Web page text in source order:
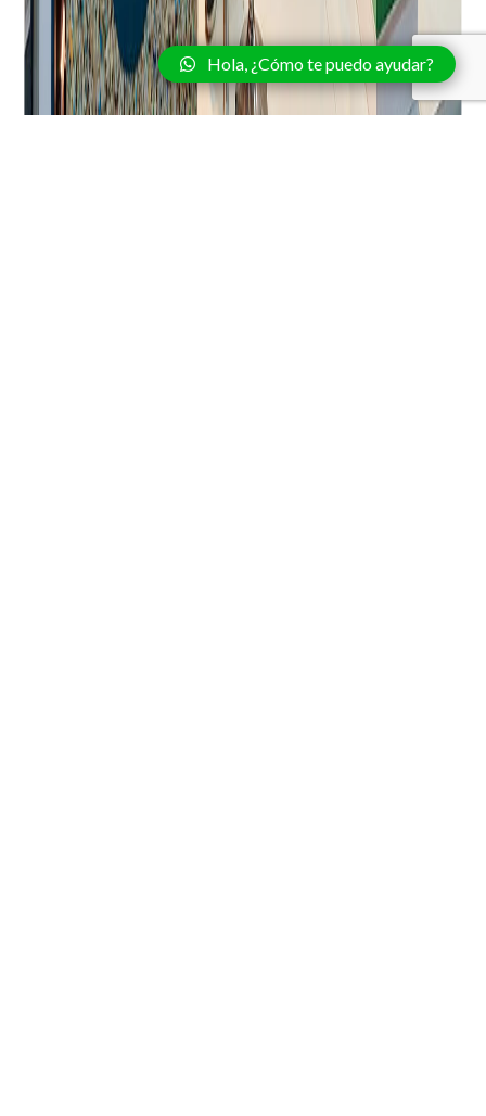
Hola, ¿Cómo te puedo ayudar?